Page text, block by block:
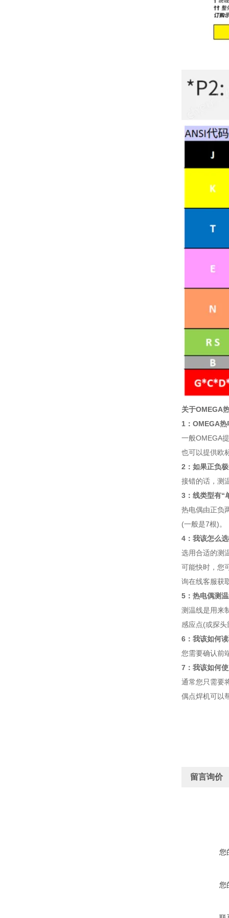
关于OMEGA
1：OMEGA
一般OMEGA
也可以提供欧
2：如果正负
接错的话，测
3：线类型有“
热电偶由正负
(一般是7根)。
4：我该怎么
选用合适的测
可能快时，您
询在线客服获
5：热电偶测
测温线是用来
感应点(或探
6：我该如何
您需要确认前
7：我该如何
通常您只需要
偶点焊机可以
留言询价
您
您